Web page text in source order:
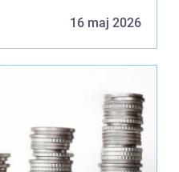
16 maj 2026